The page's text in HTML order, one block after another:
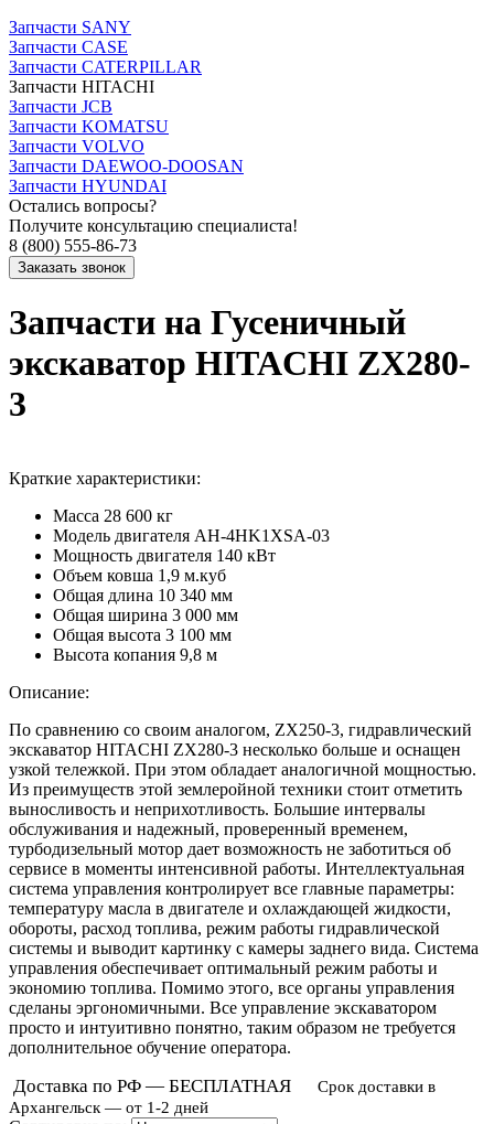
Запчасти SANY
Запчасти CASE
Запчасти CATERPILLAR
Запчасти HITACHI
Запчасти JCB
Запчасти KOMATSU
Запчасти VOLVO
Запчасти DAEWOO-DOOSAN
Запчасти HYUNDAI
Остались вопросы?
Получите консультацию специалиста!
8 (800) 555-86-73
Запчасти на Гусеничный
экскаватор HITACHI ZX280-
3
Краткие характеристики:
Масса 28 600 кг
Модель двигателя AH-4HK1XSA-03
Мощность двигателя 140 кВт
Объем ковша 1,9 м.куб
Общая длина 10 340 мм
Общая ширина 3 000 мм
Общая высота 3 100 мм
Высота копания 9,8 м
Описание:
По сравнению со своим аналогом, ZX250-3, гидравлический
экскаватор HITACHI ZX280-3 несколько больше и оснащен
узкой тележкой. При этом обладает аналогичной мощностью.
Из преимуществ этой землеройной техники стоит отметить
выносливость и неприхотливость. Большие интервалы
обслуживания и надежный, проверенный временем,
турбодизельный мотор дает возможность не заботиться об
сервисе в моменты интенсивной работы. Интеллектуальная
система управления контролирует все главные параметры:
температуру масла в двигателе и охлаждающей жидкости,
обороты, расход топлива, режим работы гидравлической
системы и выводит картинку с камеры заднего вида. Система
управления обеспечивает оптимальный режим работы и
экономию топлива. Помимо этого, все органы управления
сделаны эргономичными. Все управление экскаватором
просто и интуитивно понятно, таким образом не требуется
дополнительное обучение оператора.
Доставка по РФ — БЕСПЛАТНАЯ
Срок доставки в
Архангельск — от 1-2 дней